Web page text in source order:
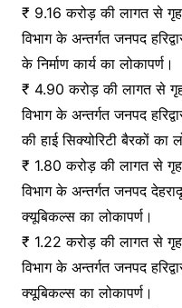
₹ 9.16 करोड़ की लागत से गृह
विभाग के अन्तर्गत जनपद
के निर्माण कार्य का लोकापर्ण।
₹ 4.90 करोड़ की लागत से गृह
विभाग के अन्तर्गत जनपद
की हाई सिक्योरिटी बैरकों का
₹ 1.80 करोड़ की लागत से गृह
विभाग के अन्तर्गत जनपद
क्यूबिकल्स का लोकापर्ण।
₹ 1.22 करोड़ की लागत से गृह
विभाग के अन्तर्गत जनपद
क्यूबिकल्स का लोकापर्ण।